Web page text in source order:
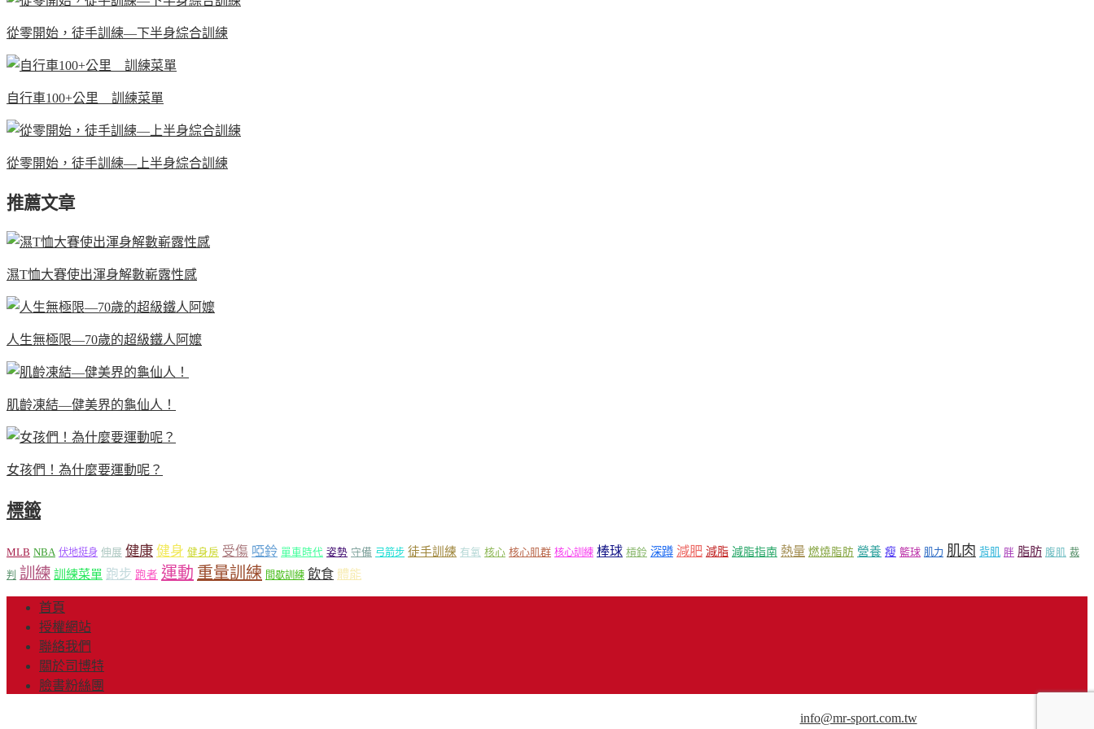
從零開始，徒手訓練—下半身綜合訓練
自行車100+公里 訓練菜單
從零開始，徒手訓練—上半身綜合訓練
推薦文章
濕T恤大賽使出渾身解數嶄露性感
人生無極限—70歲的超級鐵人阿嬤
肌齡凍結—健美界的龜仙人！
女孩們！為什麼要運動呢？
標籤
MLB NBA 伏地挺身 伸展 健康 健身 健身房 受傷 啞鈴 單車時代 姿勢 守備 弓箭步 徒手訓練 有氧 核心 核心肌群 核心訓練 棒球 槓鈴 深蹲 減肥 減脂 減脂指南 熱量 燃燒脂肪 營養 瘦 籃球 肌力 肌肉 背肌 胖 脂肪 腹肌 裁
判 訓練 訓練菜單 跑步 跑者 運動 重量訓練 間歇訓練 飲食 體能
首頁
授權網站
聯絡我們
關於司博特
臉書粉絲團
info@mr-sport.com.tw